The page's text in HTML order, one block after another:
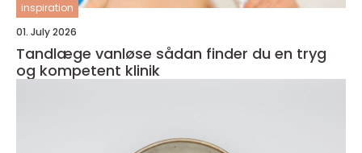
inspiration
01. July 2026
Tandlæge vanløse sådan finder du en tryg
og kompetent klinik